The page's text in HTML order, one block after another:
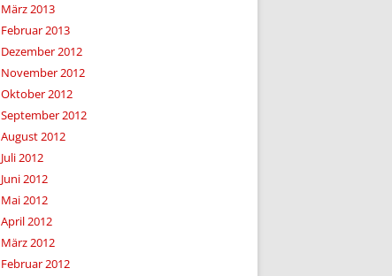
März 2013
Februar 2013
Dezember 2012
November 2012
Oktober 2012
September 2012
August 2012
Juli 2012
Juni 2012
Mai 2012
April 2012
März 2012
Februar 2012